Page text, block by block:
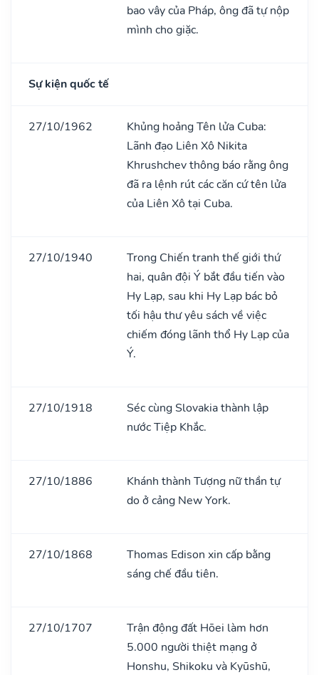
bao vây của Pháp, ông đã tự nộp
mình cho giặc.
Sự kiện quốc tế
27/10/1962
Khủng hoảng Tên lửa Cuba:
Lãnh đạo Liên Xô Nikita
Khrushchev thông báo rằng ông
đã ra lệnh rút các căn cứ tên lửa
của Liên Xô tại Cuba.
27/10/1940
Trong Chiến tranh thế giới thứ
hai, quân đội Ý bắt đầu tiến vào
Hy Lạp, sau khi Hy Lạp bác bỏ
tối hậu thư yêu sách về việc
chiếm đóng lãnh thổ Hy Lạp của
Ý.
27/10/1918
Séc cùng Slovakia thành lập
nước Tiệp Khắc.
27/10/1886
Khánh thành Tượng nữ thần tự
do ở cảng New York.
27/10/1868
Thomas Edison xin cấp bằng
sáng chế đầu tiên.
27/10/1707
Trận động đất Hōei làm hơn
5.000 người thiệt mạng ở
Honshu, Shikoku và Kyūshū,